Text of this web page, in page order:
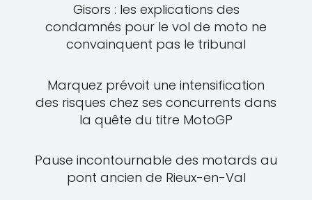
Gisors : les explications des
condamnés pour le vol de moto ne
convainquent pas le tribunal
Marquez prévoit une intensification
des risques chez ses concurrents dans
la quête du titre MotoGP
Pause incontournable des motards au
pont ancien de Rieux-en-Val